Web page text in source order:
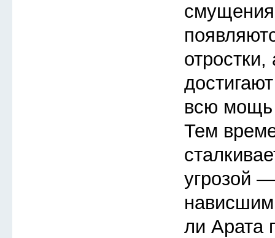
всю мощь
Тем
угрозой
ли Арата